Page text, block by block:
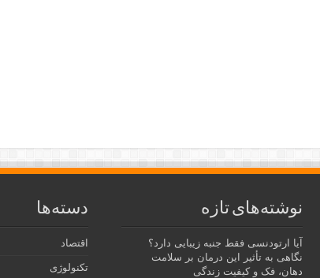
نوشته‌های تازه
آیا ارتودنسی فقط جنبه زیبایی دارد؟
نگاهی به تأثیر این درمان بر سلامت
دهان، فک و کیفیت زندگی
دسته‌ها
اقتصاد
تکنولوژی